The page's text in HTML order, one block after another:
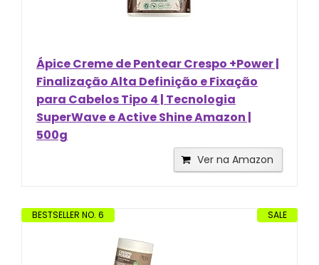
Ápice Creme de Pentear Crespo +Power |
Finalização Alta Definição e Fixação
para Cabelos Tipo 4 | Tecnologia
SuperWave e Active Shine Amazon |
500g
Ver na Amazon
SALE
BESTSELLER NO. 6